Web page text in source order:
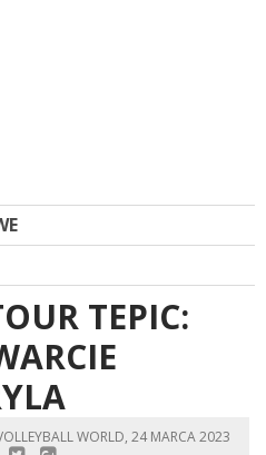
TEPIC:
WORLD, 24 MARCA 2023